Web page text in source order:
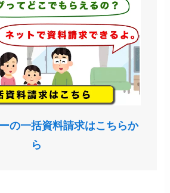
の一括資料請求はこちらか
ら